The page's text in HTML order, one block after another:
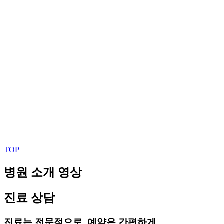
TOP
병원 소개 영상
진료 상담